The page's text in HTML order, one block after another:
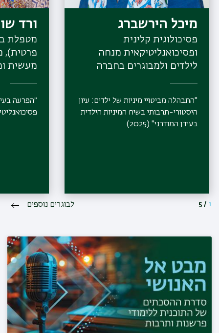
מיכל הירשברג
פסיכולוגית קלינית
ופסיכואנליטיקאית מנחה
לילדים ולמבוגרים בחברה
"התבהלה מביטויי מיניות של ילדים: עיון
היסטורי-תרבותי בשיח המיניות הילדית
בעידן המודרני" (2025)
ורד
מטפלת
פרטית),
מעשית
״הפרעה
פסיכואנליטי,
1
/
5 לבוגרים נוספים